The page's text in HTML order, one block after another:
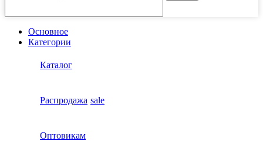
Основное
Категории
Каталог
Распродажа sale
Оптовикам